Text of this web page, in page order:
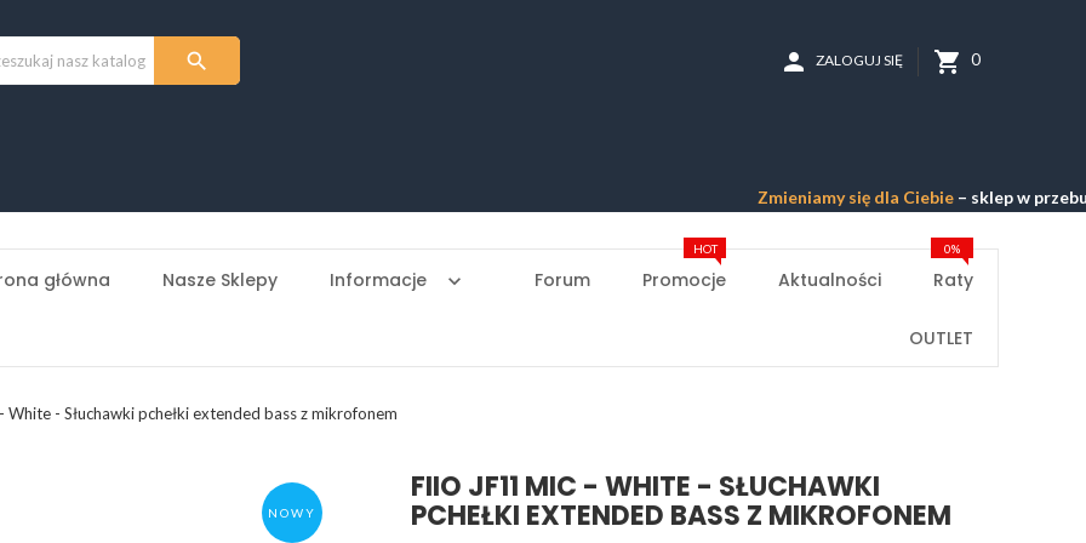
 shopping_cart 0
person ZALOGUJ SIĘ
Zmieniamy się dla Ciebie – sklep w przebudowie –
główna Nasze Sklepy Informacje keyboard_arrow_down Forum Promocje
HOT
Aktualności Raty
0%
OUTLET
White - Słuchawki pchełki extended bass z mikrofonem
NOWY
FIIO JF11 MIC - WHITE - SŁUCHAWKI
PCHEŁKI EXTENDED BASS Z MIKROFONEM